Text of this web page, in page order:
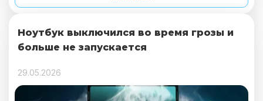
Ноутбук выключился во время грозы и
больше не запускается
29.05.2026